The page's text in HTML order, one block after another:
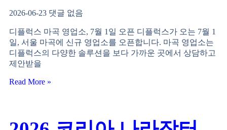
2026-06-23 댓글 없음
디플럭스 마곡 영업소, 7월 1일 오픈 디플럭스가 오는 7월 1
일, 서울 마곡에 신규 영업소를 오픈합니다. 마곡 영업소는
디플럭스의 다양한 솔루션을 보다 가까운 곳에서 상담하고
제안받을
Read More »